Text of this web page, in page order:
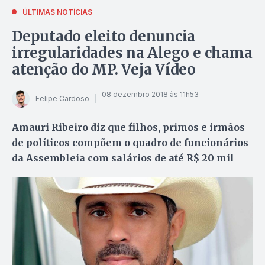
ÚLTIMAS NOTÍCIAS
Deputado eleito denuncia
irregularidades na Alego e chama
atenção do MP. Veja Vídeo
Felipe Cardoso 08 dezembro 2018 às 11h53
Amauri Ribeiro diz que filhos, primos e irmãos
de políticos compõem o quadro de funcionários
da Assembleia com salários de até R$ 20 mil